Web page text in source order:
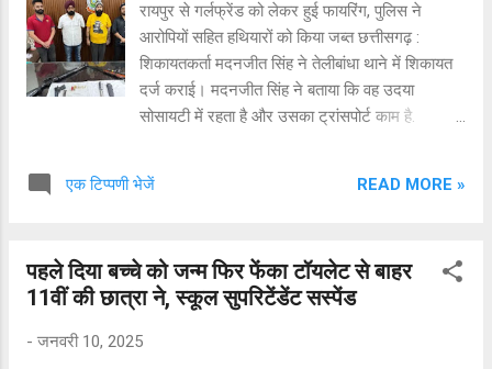
रायपुर से गर्लफ्रेंड को लेकर हुई फायरिंग, पुलिस ने
आरोपियों सहित हथियारों को किया जब्त छत्तीसगढ़ :
शिकायतकर्ता मदनजीत सिंह ने तेलीबांधा थाने में शिकायत
दर्ज कराई। मदनजीत सिंह ने बताया कि वह उदया
सोसायटी में रहता है और उसका ट्रांसपोर्ट काम है.
इसके बाद अगले दिन बैठकर विवाद को सुलझाने की बात
प्रभजोत सिंह ने तेलीबांधा स्थित कार सॉल्यूशन के पास
बैठकर बातचीत करने की बात कही थी. इसके बाद जब
उसने देखा कि जसपाल सिंह, उसके पिता जरनैल सिंह उर्फ
एक टिप्पणी भेजें READ MORE »
पहले दिया बच्चे को जन्म फिर फेंका टॉयलेट से बाहर
11वीं की छात्रा ने, स्कूल सुपरिटेंडेंट सस्पेंड
- जनवरी 10, 2025